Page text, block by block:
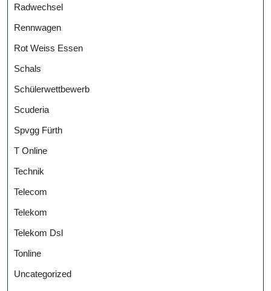
Radwechsel
Rennwagen
Rot Weiss Essen
Schals
Schülerwettbewerb
Scuderia
Spvgg Fürth
T Online
Technik
Telecom
Telekom
Telekom Dsl
Tonline
Uncategorized